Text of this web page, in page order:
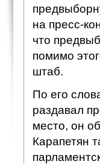
на пресс-
что
помимо
штаб.
По его
раздавал
место, он
Карапетян